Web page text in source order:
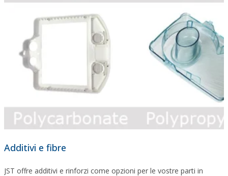
Additivi e fibre
JST offre additivi e rinforzi come opzioni per le vostre parti in